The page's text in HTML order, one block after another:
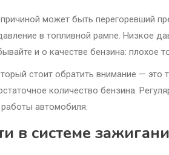
может быть перегоревший
в топливной рампе. Низкое
и о качестве бензина: плохое
стоит обратить внимание — это
количество бензина.
автомобиля.
в системе